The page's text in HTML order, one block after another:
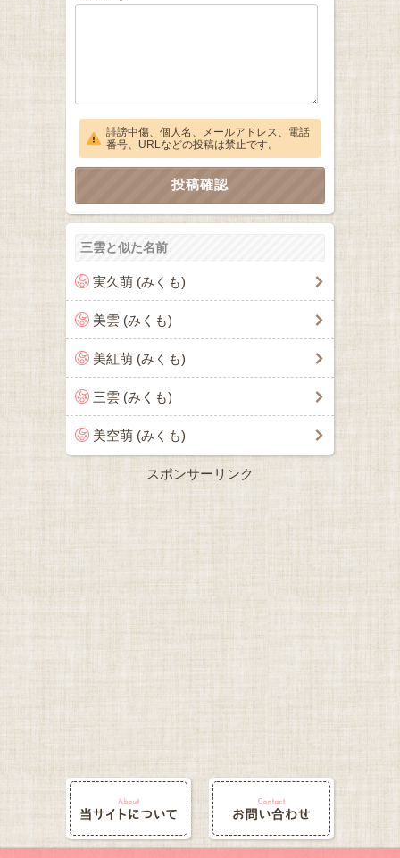
誹謗中傷、個人名、メールアドレス、電話
番号、URLなどの投稿は禁止です。
三雲と似た名前
実久萌 (みくも)
美雲 (みくも)
美紅萌 (みくも)
三雲 (みくも)
美空萌 (みくも)
スポンサーリンク